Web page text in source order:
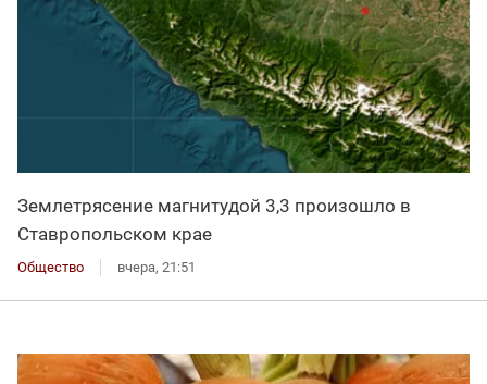
Землетрясение магнитудой 3,3 произошло в
Ставропольском крае
Общество вчера, 21:51